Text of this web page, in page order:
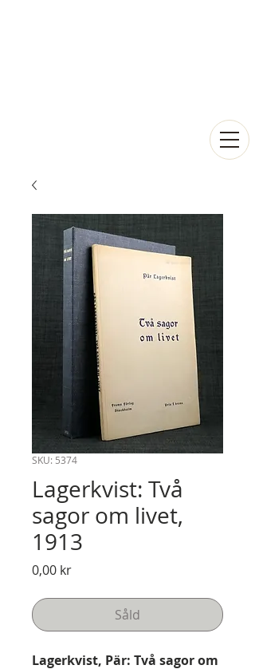
SKU: 5374
Lagerkvist: Två
sagor om livet,
1913
0,00 krPris
Såld
Lagerkvist, Pär: Två sagor om